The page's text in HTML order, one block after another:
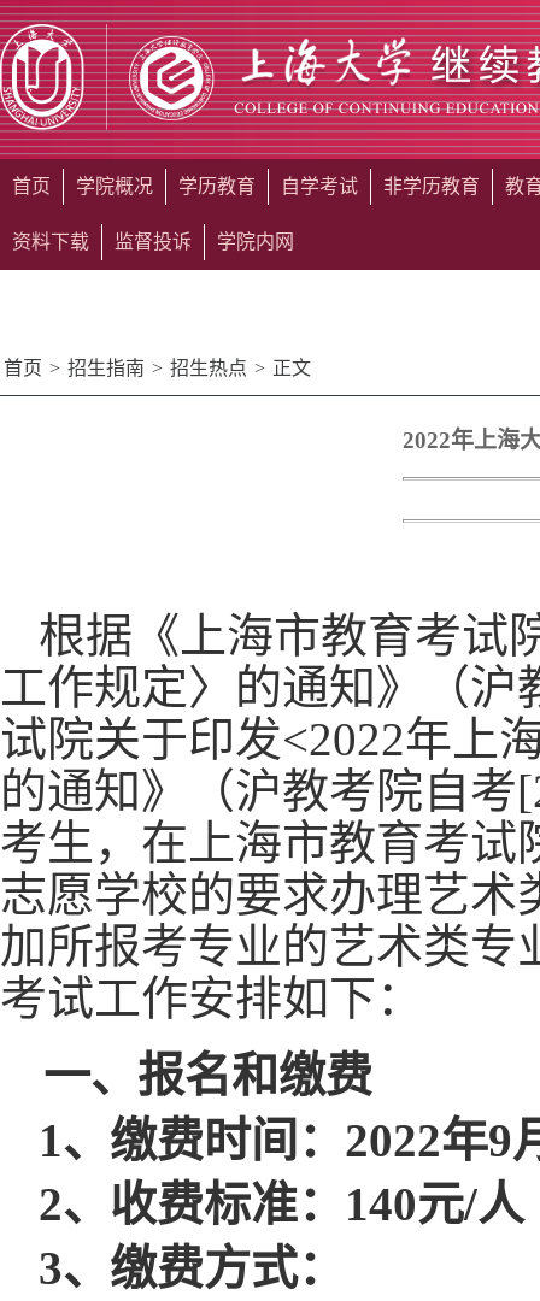
首页 学院概况 学历教育 自学考试 非学历教育 教
资料下载 监督投诉 学院内网
首页 > 招生指南 > 招生热点 > 正文
2022年上海
根据《上海市教育考试
工作规定〉的通知》（沪
试院关于印发<2022年上
的通知》（沪教考院自考
考生，在上海市教育考试
志愿学校的要求办理艺
加所报考专业的艺术类专
考试工作安排如下：
一、报名和缴费
1、缴费时间：2022年9
2、收费标准：140元/
3、缴费方式：